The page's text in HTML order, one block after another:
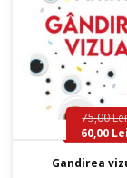
75,00 Lei
60,00 Lei
Gandirea